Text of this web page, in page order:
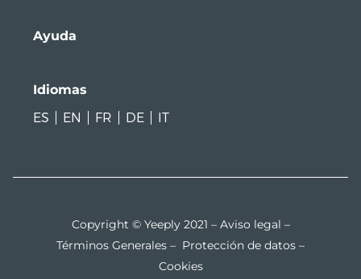
Ayuda
Idiomas
ES
EN FR DE IT
Copyright © Yeeply 2021 – Aviso legal –
Términos Generales – Protección de datos –
Cookies